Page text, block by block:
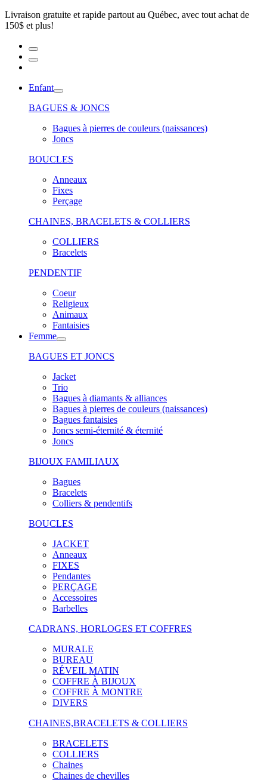
Livraison gratuite et rapide partout au Québec, avec tout achat de
150$ et plus!
Enfant
BAGUES & JONCS
Bagues à pierres de couleurs (naissances)
Joncs
BOUCLES
Anneaux
Fixes
Perçage
CHAINES, BRACELETS & COLLIERS
COLLIERS
Bracelets
PENDENTIF
Coeur
Religieux
Animaux
Fantaisies
Femme
BAGUES ET JONCS
Jacket
Trio
Bagues à diamants & alliances
Bagues à pierres de couleurs (naissances)
Bagues fantaisies
Joncs semi-éternité & éternité
Joncs
BIJOUX FAMILIAUX
Bagues
Bracelets
Colliers & pendentifs
BOUCLES
JACKET
Anneaux
FIXES
Pendantes
PERÇAGE
Accessoires
Barbelles
CADRANS, HORLOGES ET COFFRES
MURALE
BUREAU
RÉVEIL MATIN
COFFRE À BIJOUX
COFFRE À MONTRE
DIVERS
CHAINES,BRACELETS & COLLIERS
BRACELETS
COLLIERS
Chaines
Chaines de chevilles